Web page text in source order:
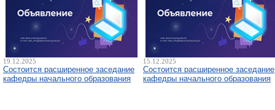
19.12.2025
Состоится расширенное заседание
кафедры начального образования
15.12.2025
Состоится расширенное заседание
кафедры начального образования